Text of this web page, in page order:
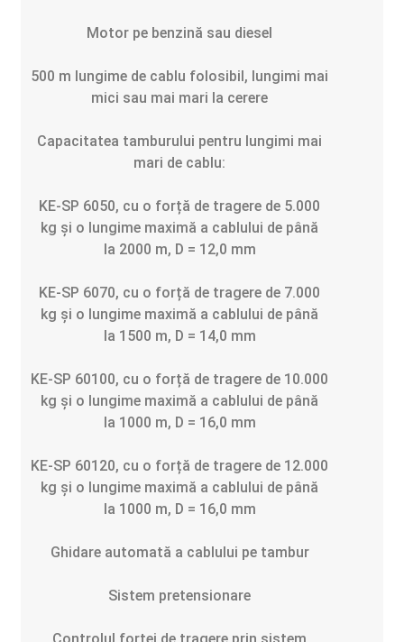
Motor pe benzină sau diesel
500 m lungime de cablu folosibil, lungimi mai
mici sau mai mari la cerere
Capacitatea tamburului pentru lungimi mai
mari de cablu:
KE-SP 6050, cu o forță de tragere de 5.000
kg și o lungime maximă a cablului de până
la 2000 m, D = 12,0 mm
KE-SP 6070, cu o forță de tragere de 7.000
kg și o lungime maximă a cablului de până
la 1500 m, D = 14,0 mm
KE-SP 60100, cu o forță de tragere de 10.000
kg și o lungime maximă a cablului de până
la 1000 m, D = 16,0 mm
KE-SP 60120, cu o forță de tragere de 12.000
kg și o lungime maximă a cablului de până
la 1000 m, D = 16,0 mm
Ghidare automată a cablului pe tambur
Sistem pretensionare